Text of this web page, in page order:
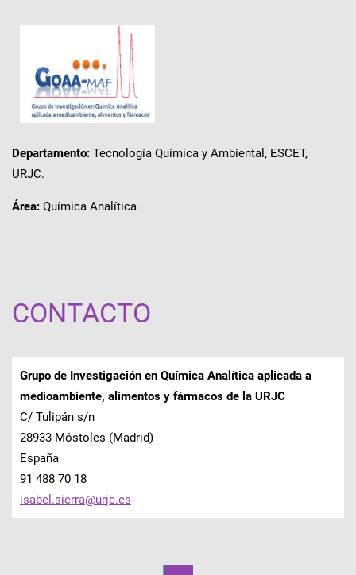
Departamento: Tecnología Química y Ambiental, ESCET,
URJC.
Área: Química Analítica
CONTACTO
Grupo de Investigación en Química Analítica aplicada a
medioambiente, alimentos y fármacos de la URJC
C/ Tulipán s/n
28933 Móstoles (Madrid)
España
91 488 70 18
isabel.sierra@urjc.es